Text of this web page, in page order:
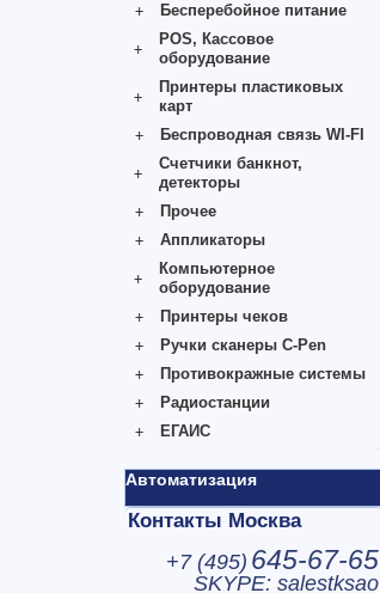
Бесперебойное питание
POS, Кассовое
оборудование
Принтеры пластиковых
карт
Беспроводная связь WI-FI
Счетчики банкнот,
детекторы
Прочее
Аппликаторы
Компьютерное
оборудование
Принтеры чеков
Ручки сканеры C-Pen
Противокражные системы
Радиостанции
ЕГАИС
Автоматизация
Контакты Москва
+7 (495) 645-67-65
SKYPE: salestksao